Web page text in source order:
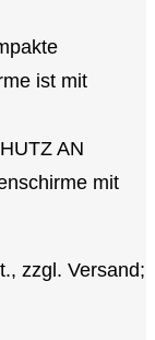
ist mit
AN
mit
zzgl. Versand;